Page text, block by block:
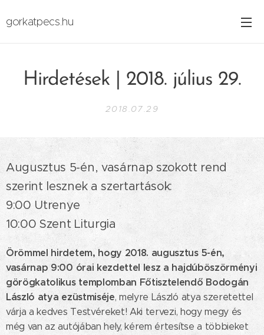
gorkatpecs.hu
Hirdetések | 2018. július 29.
2018.07.29
Augusztus 5-én, vasárnap szokott rend
szerint lesznek a szertartások:
9:00 Utrenye
10:00 Szent Liturgia
Örömmel hirdetem, hogy 2018. augusztus 5-én,
vasárnap 9:00 órai kezdettel lesz a hajdúböszörményi
görögkatolikus templomban Főtisztelendő Bodogán
László atya ezüstmiséje, melyre László atya szeretettel
várja a kedves Testvéreket! Aki tervezi, hogy megy és
még van az autójában hely, kérem értesítse a többieket